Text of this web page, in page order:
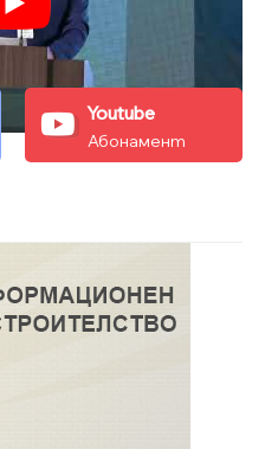
Youtube
Абонамент